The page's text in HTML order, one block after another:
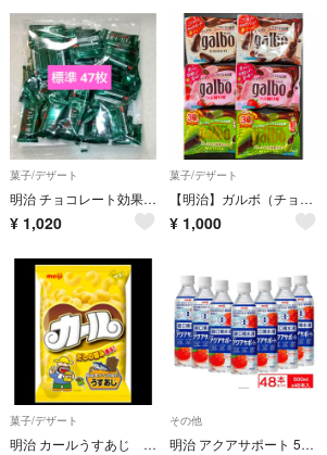
菓子/デザート
明治 チョコレート効果 カカオ 72% 標準 47枚
¥ 1,020
菓子/デザート
【明治】ガルボ（チョコ・つぶ練り苺・MATCHA）3種×各2袋（合計6袋）
¥ 1,000
菓子/デザート
明治 カールうすあじ 10袋
その他
明治 アクアサポート 500ml 48本セット